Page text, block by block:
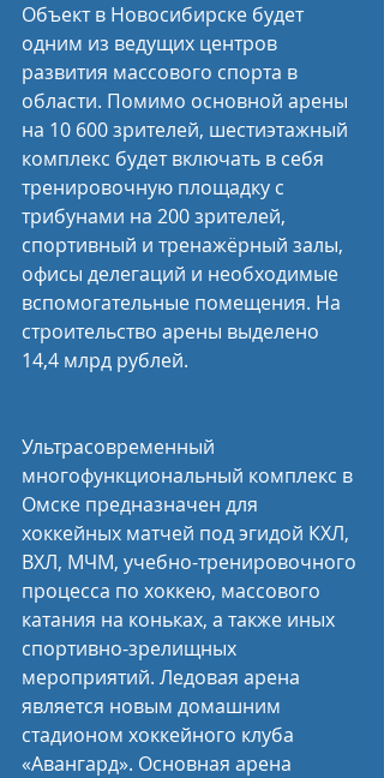
Объект в Новосибирске будет
одним из ведущих центров
развития массового спорта в
области. Помимо основной арены
на 10 600 зрителей, шестиэтажный
комплекс будет включать в себя
тренировочную площадку с
трибунами на 200 зрителей,
спортивный и тренажёрный залы,
офисы делегаций и необходимые
вспомогательные помещения. На
строительство арены выделено
14,4 млрд рублей.
Ультрасовременный
многофункциональный комплекс в
Омске предназначен для
хоккейных матчей под эгидой КХЛ,
ВХЛ, МЧМ, учебно-тренировочного
процесса по хоккею, массового
катания на коньках, а также иных
спортивно-зрелищных
мероприятий. Ледовая арена
является новым домашним
стадионом хоккейного клуба
«Авангард». Основная арена